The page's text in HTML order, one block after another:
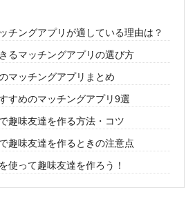
チングアプリが適している理由は？
るマッチングアプリの選び方
マッチングアプリまとめ
すめのマッチングアプリ9選
趣味友達を作る方法・コツ
趣味友達を作るときの注意点
使って趣味友達を作ろう！